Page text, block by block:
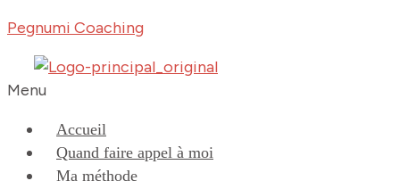
Pegnumi Coaching
Menu
Accueil
Quand faire appel à moi
Ma méthode